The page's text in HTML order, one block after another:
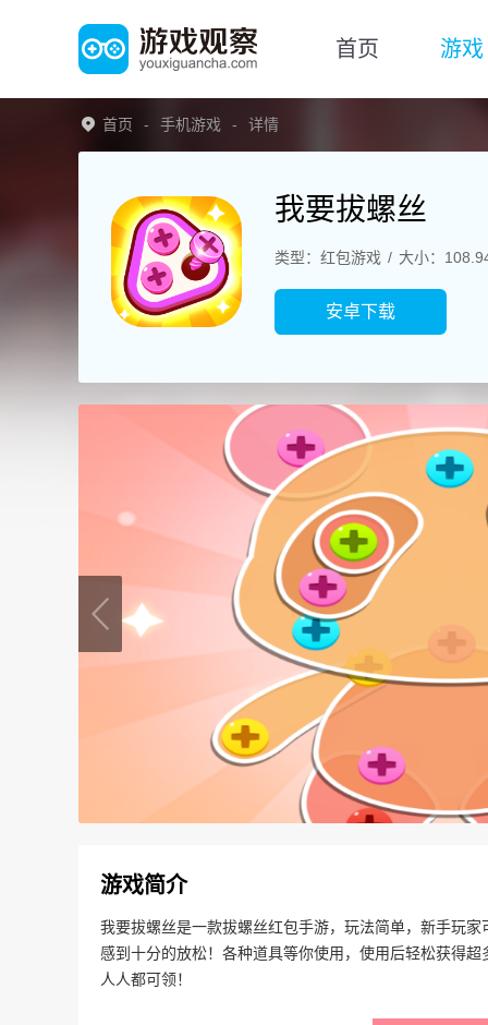
首页 游戏
首页 手机游戏 详情
我要拔螺丝
类型：红包游戏 大小：
安卓下载
游戏简介
我要拔螺丝是一款拔螺丝红包手游，玩法简单，新手玩
感到十分的放松！各种道具等你使用，使用后轻松获得
人人都可领！